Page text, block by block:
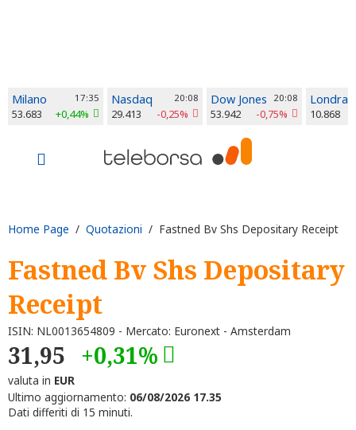
Milano 17:35
53.683 +0,44%
Nasdaq 20:08
29.413 -0,25%
Dow Jones 20:08
53.942 -0,75%
Londra
10.868
Home Page / Quotazioni / Fastned Bv Shs Depositary Receipt
Fastned Bv Shs Depositary
Receipt
ISIN: NL0013654809 - Mercato: Euronext - Amsterdam
31,95 +0,31%
valuta in EUR
Ultimo aggiornamento: 06/08/2026 17.35
Dati differiti di 15 minuti.